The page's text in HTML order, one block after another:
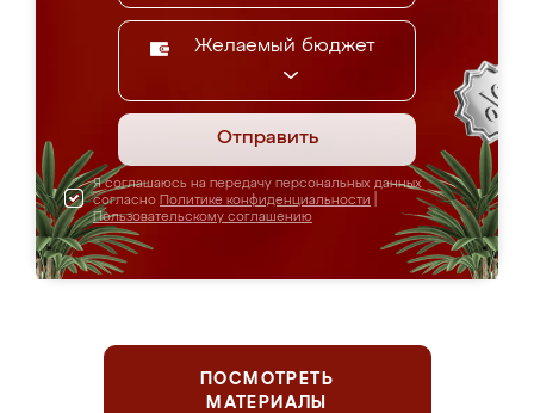
Желаемый бюджет
Отправить
Я соглашаюсь на передачу персональных данных
согласно Политике конфиденциальности
Пользовательскому соглашению
ПОСМОТРЕТЬ
МАТЕРИАЛЫ